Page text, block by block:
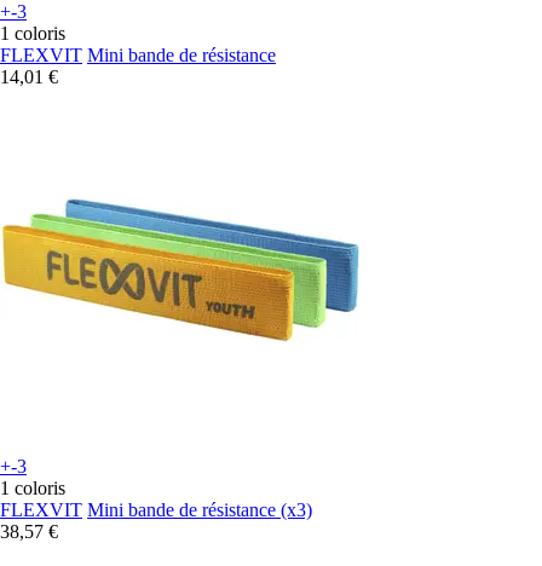
+-3
1 coloris
FLEXVIT Mini bande de résistance
14,01 €
+-3
1 coloris
FLEXVIT Mini bande de résistance (x3)
38,57 €